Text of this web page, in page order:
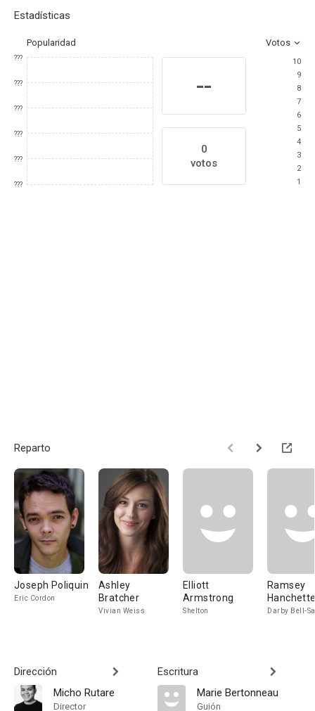
Estadísticas
Popularidad Votos
???
???
???
???
???
???
--
0
votos
10
9
8
7
6
5
4
3
2
1
Reparto
Joseph Poliquin
Eric Cordon
Ashley
Bratcher
Vivian Weiss
Elliott
Armstrong
Shelton
Ramsey
Darby Bell-
Dirección
Micho Rutare
Director
Escritura
Marie Bertonneau
Guión